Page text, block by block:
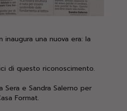
inaugura una nuova era: la
di questo riconoscimento.
Sera e Sandra Salerno per
Format.